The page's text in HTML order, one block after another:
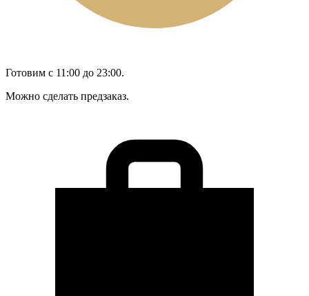
Готовим с 11:00 до 23:00.
Можно сделать предзаказ.